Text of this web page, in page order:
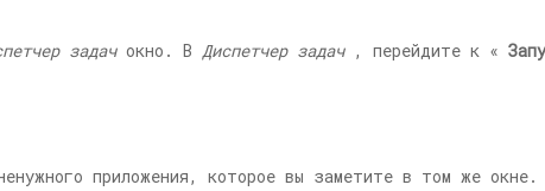
задачокно. В Диспетчер задач, перейдите к «
приложения, которое вы заметите в том же окне.